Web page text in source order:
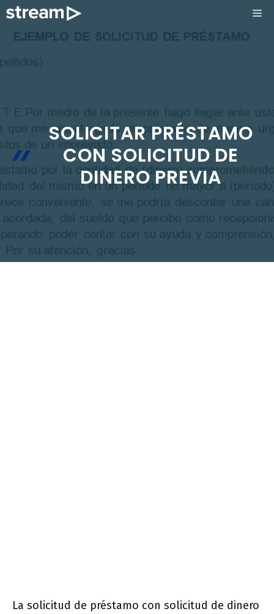
Saltar
contenido
SOLICITAR PRÉSTAMO
CON SOLICITUD DE
DINERO PREVIA
La solicitud de préstamo con solicitud de dinero